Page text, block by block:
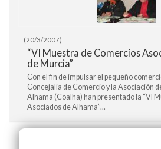
(20/3/2007)
“VI Muestra de Comercios
de Murcia”
Con el fin de impulsar el pequeño
Concejalía de Comercio y la Asociación
Alhama (Coalha) han presentado la “VI
Asociados de Alhama”...